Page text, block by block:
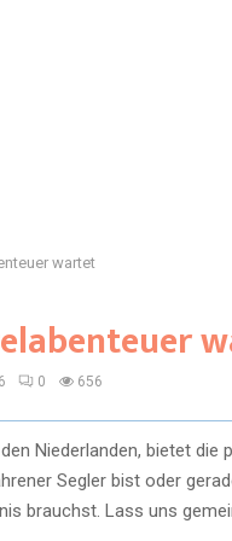
wartet
0 656
Niederlanden, bietet
Segler bist oder
brauchst. Lass uns